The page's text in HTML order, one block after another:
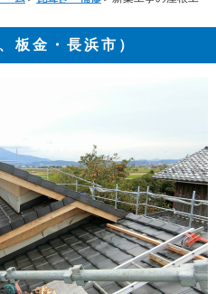
板金・長浜市）